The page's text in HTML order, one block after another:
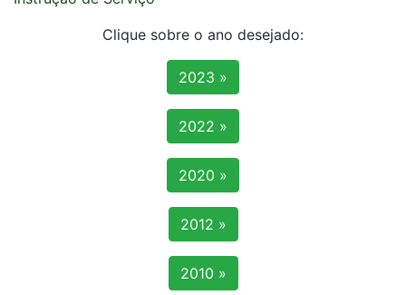
Clique sobre o ano desejado:
2023 »
2022 »
2020 »
2012 »
2010 »